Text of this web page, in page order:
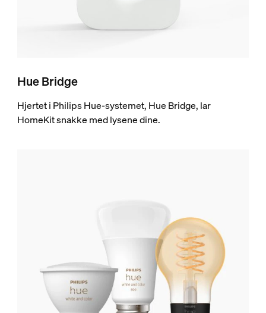
Hue Bridge
Hjertet i Philips Hue-systemet, Hue Bridge, lar
HomeKit snakke med lysene dine.